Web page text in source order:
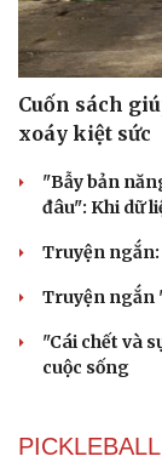
Cuốn sách
xoáy kiệt sức
"Bẫy bản
đâu": Khi dữ
Truyện
Truyện ngắn
"Cái chết và
cuộc sống
PICKLEBALL